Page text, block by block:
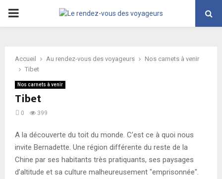
PRIMARY
Accueil Au rendez-vous des voyageurs
Nos carnets à venir
Tibet
Nos carnets à venir
Tibet
0 399
A la découverte du toit du monde. C’est ce à quoi nous
invite Bernadette. Une région différente du reste de la
Chine par ses habitants très pratiquants, ses paysages
d’altitude et sa culture malheureusement "emprisonnée".